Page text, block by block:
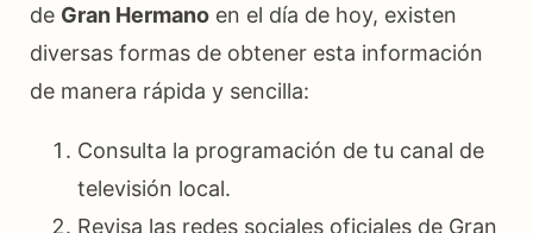
de Gran Hermano en el día de hoy, existen
diversas formas de obtener esta información
de manera rápida y sencilla:
Consulta la programación de tu canal de
televisión local.
Revisa las redes sociales oficiales de Gran